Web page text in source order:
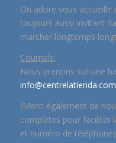
On adore vous
toujours aussi invitant
marcher longtemps
Courriels:
Nous prenons sur une
info@centrelatienda.com
(Merci également de
complètes pour faciliter
et numéro de